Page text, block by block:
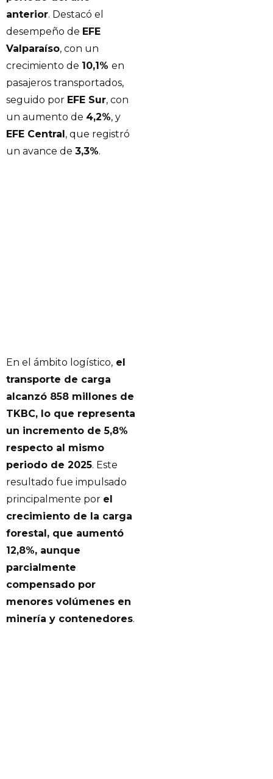
anterior. Destacó el
desempeño de EFE
Valparaíso, con un
crecimiento de 10,1% en
pasajeros transportados,
seguido por EFE Sur, con
un aumento de 4,2%, y
EFE Central , que registró
un avance de 3,3%.
En el ámbito logístico, el
transporte de carga
alcanzó 858 millones de
TKBC, lo que representa
un incremento de 5,8%
respecto al mismo
periodo de 2025. Este
resultado fue impulsado
principalmente por el
crecimiento de la carga
forestal, que aumentó
12,8%, aunque
parcialmente
compensado por
menores volúmenes en
minería y contenedores.